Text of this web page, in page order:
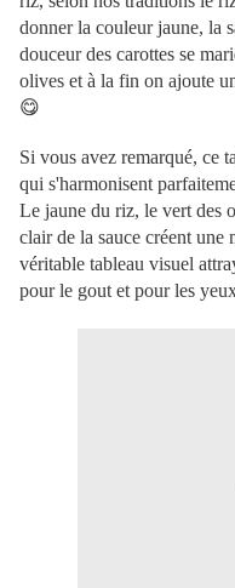
donner la couleur jaune, la
douceur des carottes se
olives et à la fin on ajoute
😋
Si vous avez remarqué, ce
qui s'harmonisent
Le jaune du riz, le vert des
clair de la sauce créent une
véritable tableau visuel
pour le gout et pour les